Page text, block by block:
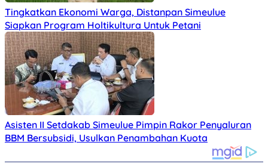
Tingkatkan Ekonomi Warga, Distanpan Simeulue
Siapkan Program Holtikultura Untuk Petani
Asisten II Setdakab Simeulue Pimpin Rakor Penyaluran
BBM Bersubsidi, Usulkan Penambahan Kuota